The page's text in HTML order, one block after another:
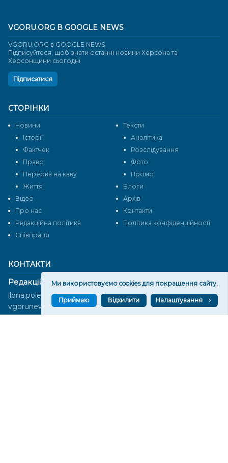
КОНТАКТИ
Редакційний відділ:
ilona.polesova@gmail.com
vgorunews@gmail.com
lvgoru@gmail.com
СТОРІНКИ
Новини
Тексти
Історії
Аналітика
Фактчек
Розслідування
Право
Фото
Перерва на каву
Промо
Життя
Блоги
Відео
Архів
Про нас
Контакти
Редакційна політика
Політика конфіденційності
Cпівпраця
VGORU.ORG В GOOGLE NEWS
VGORU.ORG в GOOGLE NEWS
Підписуйтеся, щоб знати останні новини Херсона та
Херсонщини сьогодні
Підписатися
Ми використовуємо cookies для покращення сайту.
Приймаю Відхилити Налаштування